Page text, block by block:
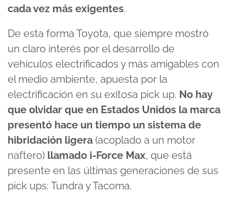
cada vez más exigentes.
De esta forma Toyota, que siempre mostró
un claro interés por el desarrollo de
vehículos electrificados y más amigables con
el medio ambiente, apuesta por la
electrificación en su exitosa pick up. No hay
que olvidar que en Estados Unidos la marca
presentó hace un tiempo un sistema de
hibridación ligera (acoplado a un motor
naftero) llamado i-Force Max, que está
presente en las últimas generaciones de sus
pick ups: Tundra y Tacoma.